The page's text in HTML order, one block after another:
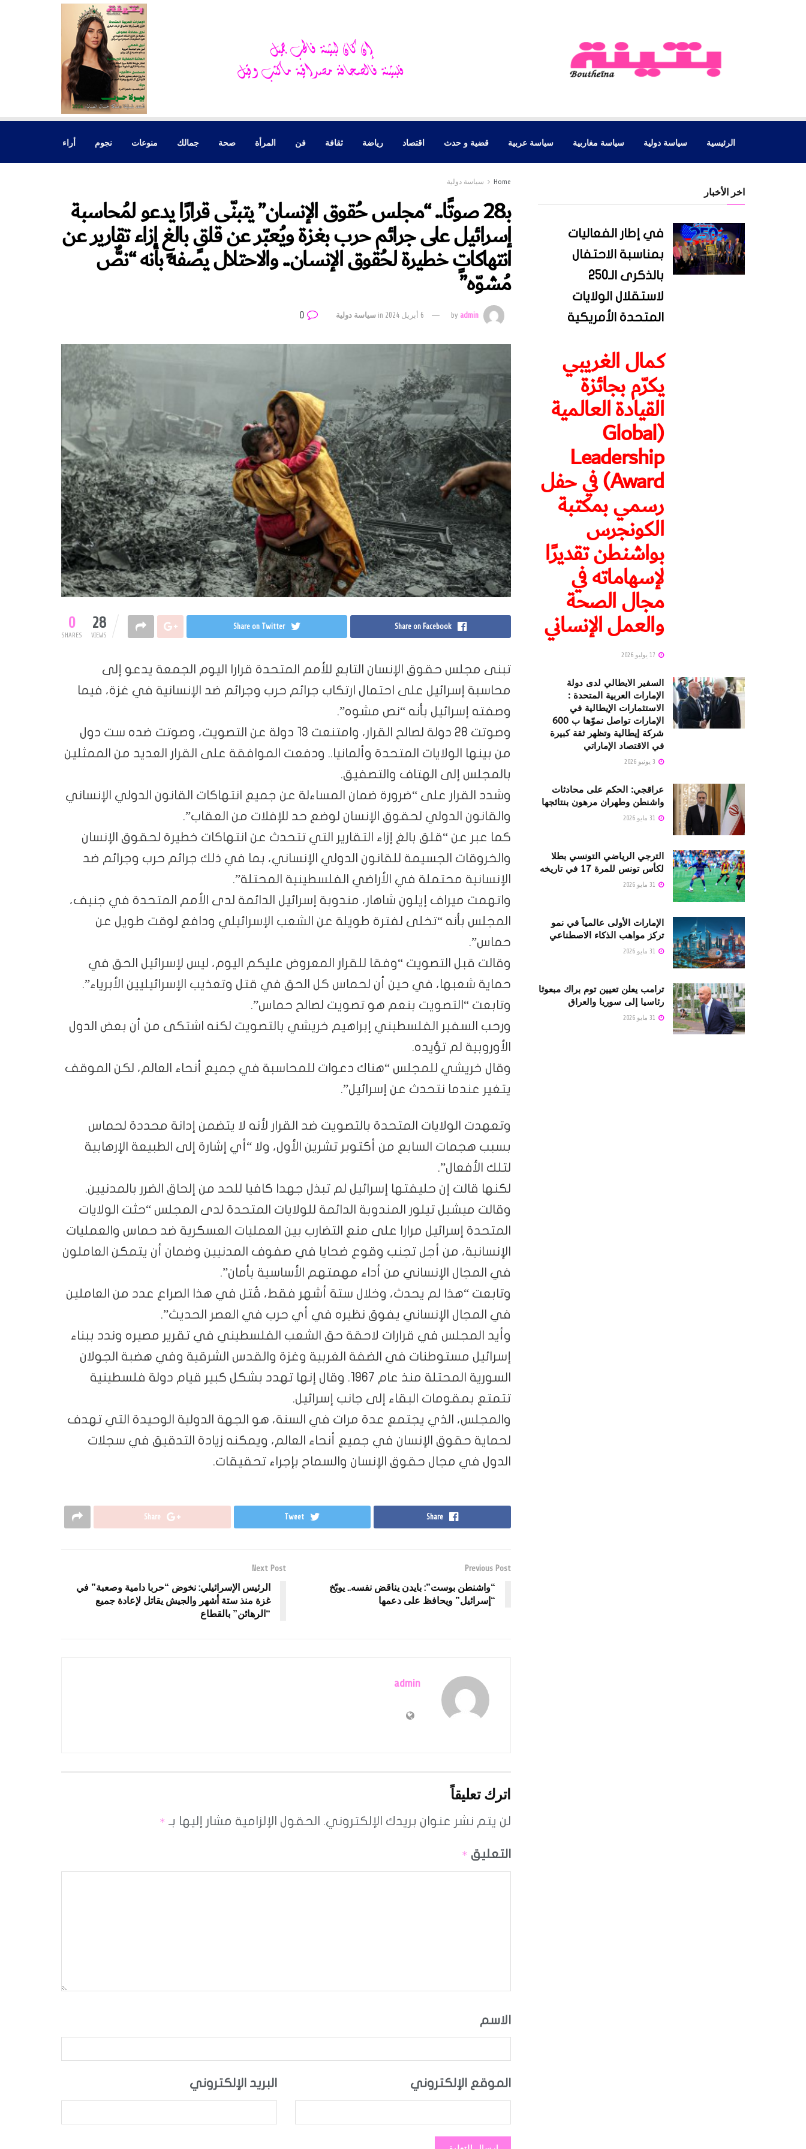
الرئيسية سياسة دولية سياسة مغاربية سياسة عربية قضية و حدث اقتصاد رياضة ثقافة فن المرأة صحة جمالك منوعات نجوم أراء
Home سياسة دولية
بـ28 صوتًا.. “مجلس حُقوق الإنسان” يتبنّى قرارًا يدعو لمُحاسبة
إسرائيل على جرائم حرب بغزة ويُعبّر عن قلقٍ بالغٍ إزاء تقارير عن
انتهاكاتٍ خطيرة لحُقوق الإنسان.. والاحتلال يصفه بأنه “نصٌّ
مُشوّه”
byadmin 6 أبريل 2024 inسياسة دولية
0
SHARES 28
VIEWS
Share on Facebook
Share on Twitter
تبنى مجلس حقوق الإنسان التابع للأمم المتحدة قرارا اليوم الجمعة يدعو إلى
محاسبة إسرائيل على احتمال ارتكاب جرائم حرب وجرائم ضد الإنسانية في غزة، فيما
وصفته إسرائيل بأنه “نص مشوه”.
وصوتت 28 دولة لصالح القرار، وامتنعت 13 دولة عن التصويت، وصوتت ضده ست دول
من بينها الولايات المتحدة وألمانيا.. ودفعت الموافقة على القرار العديد من الممثلين
بالمجلس إلى الهتاف والتصفيق.
وشدد القرار على “ضرورة ضمان المساءلة عن جميع انتهاكات القانون الدولي الإنساني
والقانون الدولي لحقوق الإنسان لوضع حد للإفلات من العقاب”.
كما عبر عن “قلق بالغ إزاء التقارير التي تتحدث عن انتهاكات خطيرة لحقوق الإنسان
والخروقات الجسيمة للقانون الدولي الإنساني، بما في ذلك جرائم حرب وجرائم ضد
الإنسانية محتملة في الأراضي الفلسطينية المحتلة”.
واتهمت ميراف إيلون شاهار، مندوبة إسرائيل الدائمة لدى الأمم المتحدة في جنيف،
المجلس بأنه “تخلى لفترة طويلة عن الشعب الإسرائيلي ودافع لوقت طويل عن
حماس”.
وقالت قبل التصويت “وفقا للقرار المعروض عليكم اليوم، ليس لإسرائيل الحق في
حماية شعبها، في حين أن لحماس كل الحق في قتل وتعذيب الإسرائيليين الأبرياء”.
وتابعت “التصويت بنعم هو تصويت لصالح حماس”.
ورحب السفير الفلسطيني إبراهيم خريشي بالتصويت لكنه اشتكى من أن بعض الدول
الأوروبية لم تؤيده.
وقال خريشي للمجلس “هناك دعوات للمحاسبة في جميع أنحاء العالم، لكن الموقف
يتغير عندما نتحدث عن إسرائيل”.
وتعهدت الولايات المتحدة بالتصويت ضد القرار لأنه لا يتضمن إدانة محددة لحماس
بسبب هجمات السابع من أكتوبر تشرين الأول، ولا “أي إشارة إلى الطبيعة الإرهابية
لتلك الأفعال”.
لكنها قالت إن حليفتها إسرائيل لم تبذل جهدا كافيا للحد من إلحاق الضرر بالمدنيين.
وقالت ميشيل تيلور المندوبة الدائمة للولايات المتحدة لدى المجلس “حثت الولايات
المتحدة إسرائيل مرارا على منع التضارب بين العمليات العسكرية ضد حماس والعمليات
الإنسانية، من أجل تجنب وقوع ضحايا في صفوف المدنيين وضمان أن يتمكن العاملون
في المجال الإنساني من أداء مهمتهم الأساسية بأمان”.
وتابعت “هذا لم يحدث، وخلال ستة أشهر فقط، قُتل في هذا الصراع عدد من العاملين
في المجال الإنساني يفوق نظيره في أي حرب في العصر الحديث”.
وأيد المجلس في قرارات لاحقة حق الشعب الفلسطيني في تقرير مصيره وندد ببناء
إسرائيل مستوطنات في الضفة الغربية وغزة والقدس الشرقية وفي هضبة الجولان
السورية المحتلة منذ عام 1967. وقال إنها تهدد بشكل كبير قيام دولة فلسطينية
تتمتع بمقومات البقاء إلى جانب إسرائيل.
والمجلس، الذي يجتمع عدة مرات في السنة، هو الجهة الدولية الوحيدة التي تهدف
لحماية حقوق الإنسان في جميع أنحاء العالم، ويمكنه زيادة التدقيق في سجلات
الدول في مجال حقوق الإنسان والسماح بإجراء تحقيقات.
Share
Tweet
Share
Previous Post
“واشنطن بوست”: بايدن يناقض نفسه.. يوبّخ
“إسرائيل” ويحافظ على دعمها
Next Post
الرئيس الإسرائيلي: نخوض “حربا دامية وصعبة” في
غزة منذ ستة أشهر والجيش يقاتل لإعادة جميع
“الرهائن” بالقطاع
admin
اترك تعليقاً
لن يتم نشر عنوان بريدك الإلكتروني. الحقول الإلزامية مشار إليها بـ *
التعليق *
الاسم
البريد الإلكتروني الموقع الإلكتروني
اخر الأخبار
في إطار الفعاليات
بمناسبة الاحتفال
بالذكرى الـ250
لاستقلال الولايات
المتحدة الأمريكية
كمال الغريبي
يكرّم بجائزة
القيادة العالمية
(Global
Leadership
Award) في حفل
رسمي بمكتبة
الكونجرس
بواشنطن تقديرًا
لإسهاماته في
مجال الصحة
والعمل الإنساني
السفير الايطالي لدى دولة
الإمارات العربية المتحدة :
الاستثمارات الإيطالية في
الإمارات تواصل نموّها ب 600
شركة إيطالية وتظهر ثقة كبيرة
في الاقتصاد الإماراتي
عراقجي: الحكم على محادثات
واشنطن وطهران مرهون بنتائجها
الترجي الرياضي التونسي بطلا
لكأس تونس للمرة 17 في تاريخه
الإمارات الأولى عالمياً في نمو
تركز مواهب الذكاء الاصطناعي
ترامب يعلن تعيين توم براك مبعوثا
رئاسيا إلى سوريا والعراق